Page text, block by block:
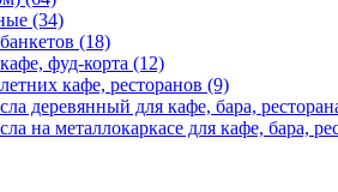
(34)
(18)
фуд-корта (12)
кафе, ресторанов (9)
деревянный для кафе, бара,
на металлокаркасе для кафе, бара,